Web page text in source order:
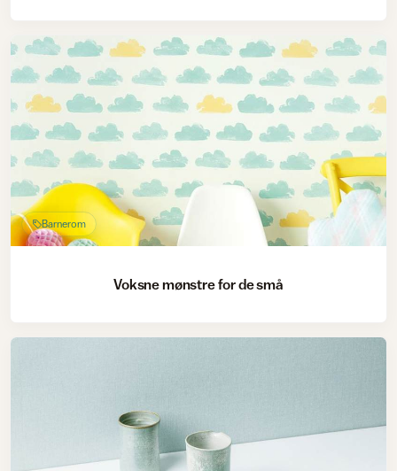
Barnerom
Voksne mønstre for de små